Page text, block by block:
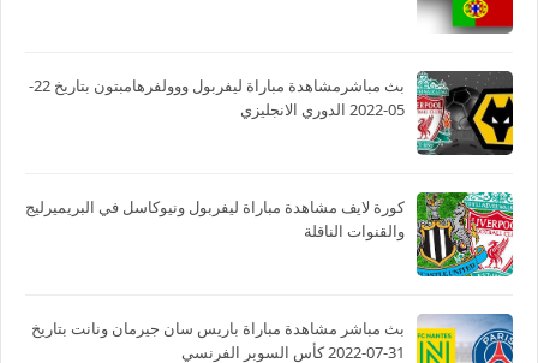
بث مباشرمشاهدة مباراة ليفربول ووولفرهامبتون بتاريخ 22-
05-2022 الدوري الانجليزي
كورة لايف مشاهدة مباراة ليفربول ونيوكاسل في البريميرليج
والقنوات الناقلة
بث مباشر مشاهدة مباراة باريس سان جيرمان ونانت بتاريخ
31-07-2022 كأس السوبر الفرنسي